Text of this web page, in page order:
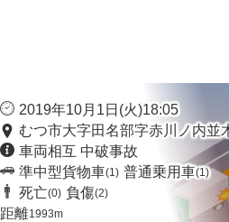
2019年10月1日(火)18:05
むつ市大字田名部字赤川ノ内並
車両相互 中破事故
準中型貨物車(1) 普通乗用車(1)
死亡(0) 負傷(2)
距離1993m